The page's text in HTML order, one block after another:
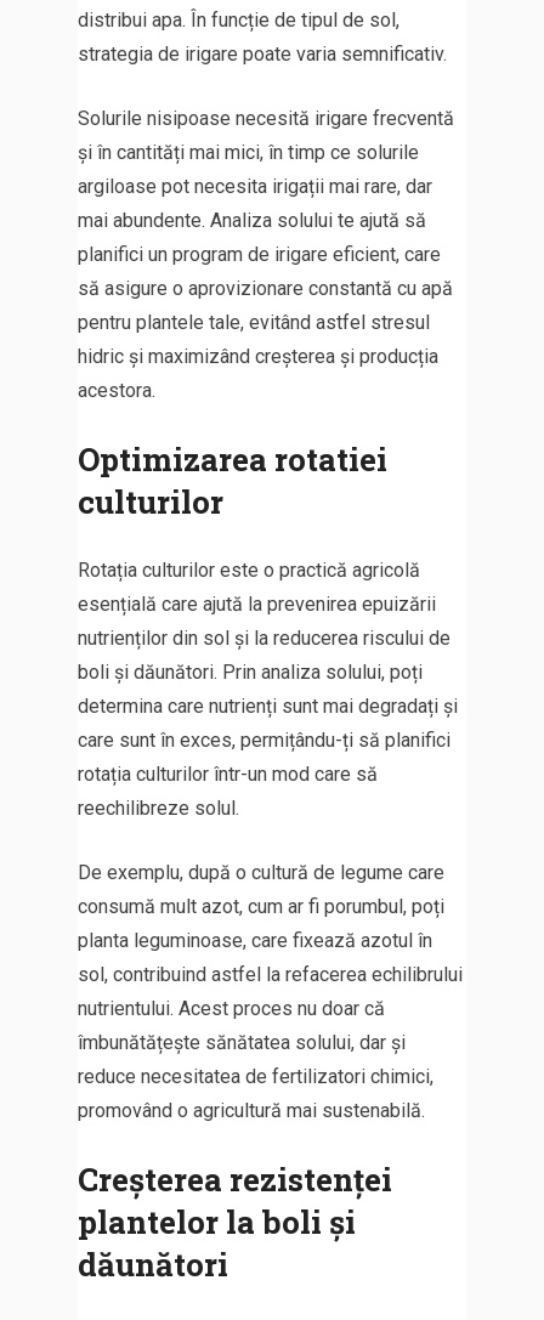
distribui apa. În funcție de tipul de sol,
strategia de irigare poate varia semnificativ.
Solurile nisipoase necesită irigare frecventă
și în cantități mai mici, în timp ce solurile
argiloase pot necesita irigații mai rare, dar
mai abundente. Analiza solului te ajută să
planifici un program de irigare eficient, care
să asigure o aprovizionare constantă cu apă
pentru plantele tale, evitând astfel stresul
hidric și maximizând creșterea și producția
acestora.
Optimizarea rotatiei
culturilor
Rotația culturilor este o practică agricolă
esențială care ajută la prevenirea epuizării
nutrienților din sol și la reducerea riscului de
boli și dăunători. Prin analiza solului, poți
determina care nutrienți sunt mai degradați și
care sunt în exces, permițându-ți să planifici
rotația culturilor într-un mod care să
reechilibreze solul.
De exemplu, după o cultură de legume care
consumă mult azot, cum ar fi porumbul, poți
planta leguminoase, care fixează azotul în
sol, contribuind astfel la refacerea echilibrului
nutrientului. Acest proces nu doar că
îmbunătățește sănătatea solului, dar și
reduce necesitatea de fertilizatori chimici,
promovând o agricultură mai sustenabilă.
Creșterea rezistenței
plantelor la boli și
dăunători